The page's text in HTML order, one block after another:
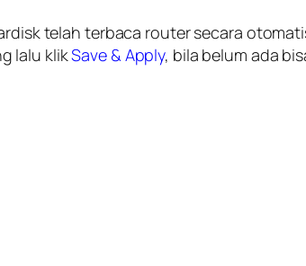
telah terbaca router secara
lalu klikSave & Apply, bila belum ada